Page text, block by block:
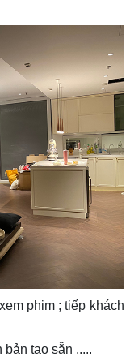
phim ; tiếp khách
tạo sẵn .....